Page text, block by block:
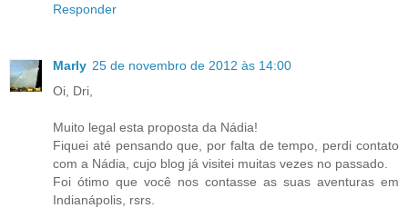
Responder
Marly 25 de novembro de 2012 às 14:00
Oi, Dri,
Muito legal esta proposta da Nádia!
Fiquei até pensando que, por falta de tempo, perdi contato
com a Nádia, cujo blog já visitei muitas vezes no passado.
Foi ótimo que você nos contasse as suas aventuras em
Indianápolis, rsrs.